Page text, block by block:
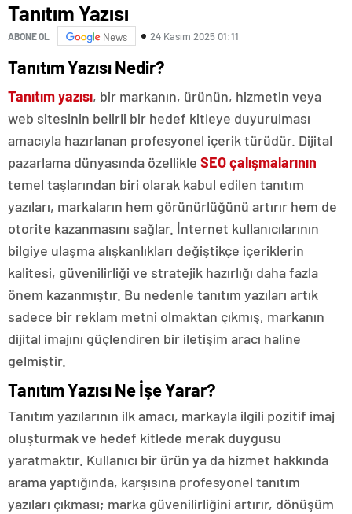
Tanıtım Yazısı
ABONE OL News 24 Kasım 2025 01:11
Tanıtım Yazısı Nedir?
Tanıtım yazısı, bir markanın, ürünün, hizmetin veya
web sitesinin belirli bir hedef kitleye duyurulması
amacıyla hazırlanan profesyonel içerik türüdür. Dijital
pazarlama dünyasında özellikle SEO çalışmalarının
temel taşlarından biri olarak kabul edilen tanıtım
yazıları, markaların hem görünürlüğünü artırır hem de
otorite kazanmasını sağlar. İnternet kullanıcılarının
bilgiye ulaşma alışkanlıkları değiştikçe içeriklerin
kalitesi, güvenilirliği ve stratejik hazırlığı daha fazla
önem kazanmıştır. Bu nedenle tanıtım yazıları artık
sadece bir reklam metni olmaktan çıkmış, markanın
dijital imajını güçlendiren bir iletişim aracı haline
gelmiştir.
Tanıtım Yazısı Ne İşe Yarar?
Tanıtım yazılarının ilk amacı, markayla ilgili pozitif imaj
oluşturmak ve hedef kitlede merak duygusu
yaratmaktır. Kullanıcı bir ürün ya da hizmet hakkında
arama yaptığında, karşısına profesyonel tanıtım
yazıları çıkması; marka güvenilirliğini artırır, dönüşüm